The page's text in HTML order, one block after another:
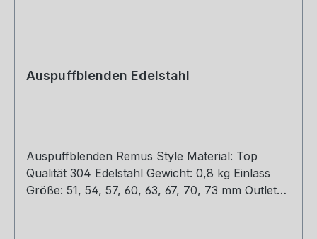
Auspuffblenden Edelstahl
Auspuffblenden Remus Style Material: Top
Qualität 304 Edelstahl Gewicht: 0,8 kg Einlass
Größe: 51, 54, 57, 60, 63, 67, 70, 73 mm Outlet